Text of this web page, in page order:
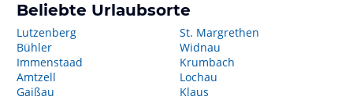
Beliebte Urlaubsorte
Lutzenberg
Bühler
Immenstaad
Amtzell
Gaißau
St. Margrethen
Widnau
Krumbach
Lochau
Klaus